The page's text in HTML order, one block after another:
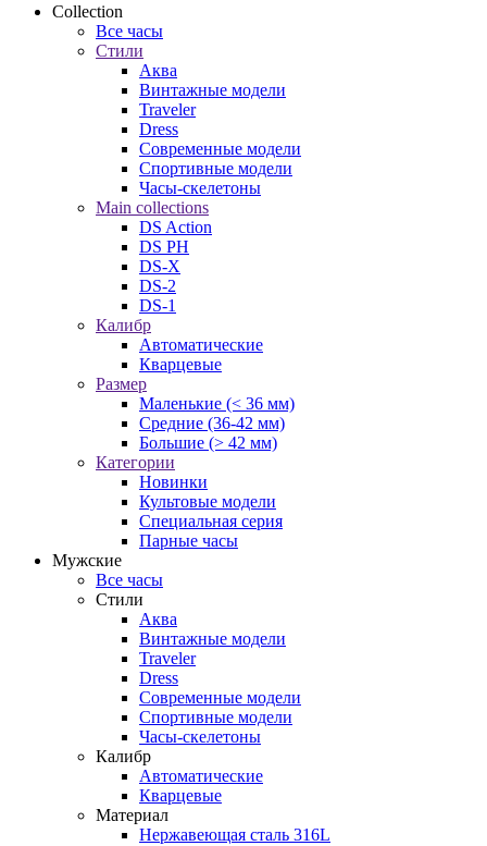
Collection
Все часы
Стили
Аква
Винтажные модели
Traveler
Dress
Современные модели
Спортивные модели
Часы-скелетоны
Main collections
DS Action
DS PH
DS-X
DS-2
DS-1
Калибр
Автоматические
Кварцевые
Размер
Маленькие (< 36 мм)
Средние (36-42 мм)
Большие (> 42 мм)
Категории
Новинки
Культовые модели
Специальная серия
Парные часы
Мужские
Все часы
Стили
Аква
Винтажные модели
Traveler
Dress
Современные модели
Спортивные модели
Часы-скелетоны
Калибр
Автоматические
Кварцевые
Материал
Нержавеющая сталь 316L